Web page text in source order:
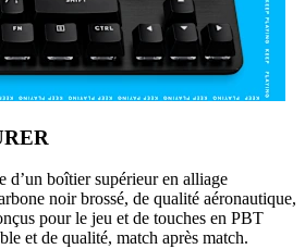
boîtier supérieur en alliage
noir brossé, de qualité aéronautique,
pour le jeu et de touches en PBT
et de qualité, match après match.